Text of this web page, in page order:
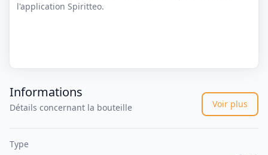
l'application Spiritteo.
Informations
Détails concernant la bouteille Voir plus
Type